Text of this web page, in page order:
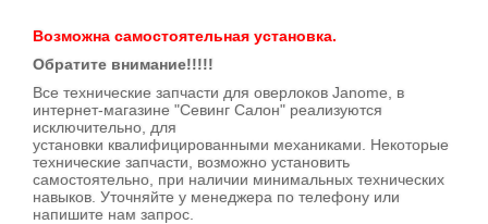
Возможна самостоятельная установка.
Обратите внимание!!!!!
Все технические запчасти для оверлоков Janome, в
интернет-магазине "Севинг Салон" реализуются
исключительно, для
установки квалифицированными механиками. Некоторые
технические запчасти, возможно установить
самостоятельно, при наличии минимальных технических
навыков. Уточняйте у менеджера по телефону или
напишите нам запрос.